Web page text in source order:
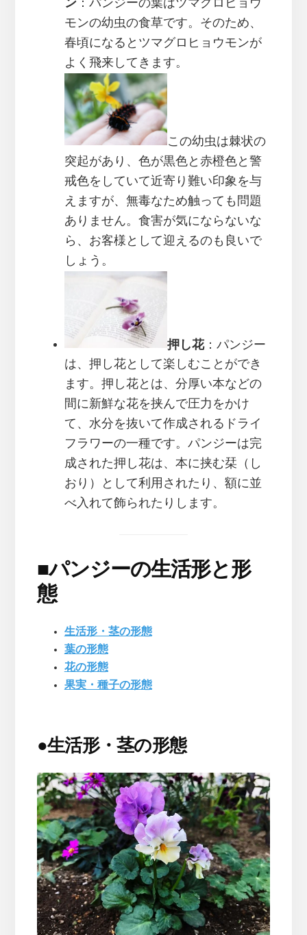
ン：パンジーの葉はツマグロヒョウ
モンの幼虫の食草です。そのため、
春頃になるとツマグロヒョウモンが
よく飛来してきます。
この幼虫は棘状の
突起があり、色が黒色と赤橙色と警
戒色をしていて近寄り難い印象を与
えますが、無毒なため触っても問題
ありません。食害が気にならないな
ら、お客様として迎えるのも良いで
しょう。
押し花：パンジー
は、押し花として楽しむことができ
ます。押し花とは、分厚い本などの
間に新鮮な花を挟んで圧力をかけ
て、水分を抜いて作成されるドライ
フラワーの一種です。パンジーは完
成された押し花は、本に挟む栞（し
おり）として利用されたり、額に並
べ入れて飾られたりします。
■パンジーの生活形と形
態
生活形・茎の形態
葉の形態
花の形態
果実・種子の形態
●生活形・茎の形態